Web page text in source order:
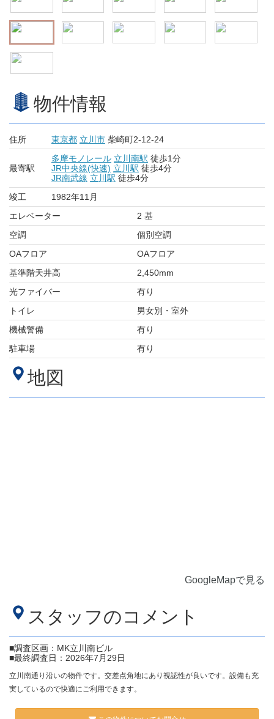
物件情報
住所 東京都 立川市 柴崎町2-12-24
最寄駅
多摩モノレール 立川南駅 徒歩1分
JR中央線(快速) 立川駅 徒歩4分
JR南武線 立川駅 徒歩4分
竣工
1982年11月
エレベーター
2 基
空調
個別空調
OAフロア
OAフロア
基準階天井高
2,450mm
光ファイバー
有り
トイレ
男女別・室外
機械警備
有り
駐車場
有り
地図
GoogleMapで見る
スタッフのコメント
■調査区画：MK立川南ビル
■最終調査日：2026年7月29日
立川南通り沿いの物件です。交差点角地にあり視認性が良いです。設備も充
実しているので快適にご利用できます。